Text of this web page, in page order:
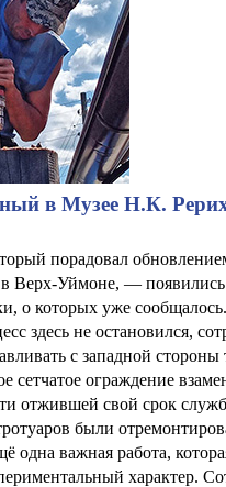
в Музее Н.К.
порадовал
Верх-Уймоне, —
о которых уже
здесь не остановился,
с западной стороны
сетчатое ограждение
отжившей свой срок
были
одна важная работа,
характер.